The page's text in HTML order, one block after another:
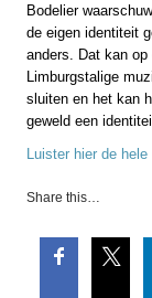
Bodelier
de eigen identiteit
anders. Dat kan
Limburgstalige
sluiten en het kan
geweld een
Luister hier de
Share this…